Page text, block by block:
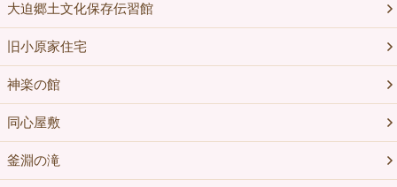
大迫郷土文化保存伝習館
旧小原家住宅
神楽の館
同心屋敷
釜淵の滝